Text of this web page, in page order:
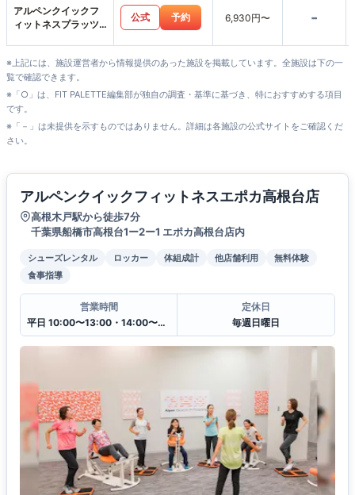
アルペンクイックフ
ィットネスプラッツ
公式 予約 6,930円〜 -
※上記には、施設運営者から情報提供のあった施設を掲載しています。全施設は下の一
覧で確認できます。
※「○」は、FIT PALETTE編集部が独自の調査・基準に基づき、特におすすめする項目
です。
※「－」は未提供を示すものではありません。詳細は各施設の公式サイトをご確認くだ
さい。
アルペンクイックフィットネスエポカ高根台店
高根木戸駅から徒歩7分
千葉県船橋市高根台1ー2ー1 エポカ高根台店内
シューズレンタル ロッカー 体組成計 他店舗利用
無料体験
食事指導
営業時間
平日 10:00〜13:00・14:00〜20:00
定休日
毎週日曜日